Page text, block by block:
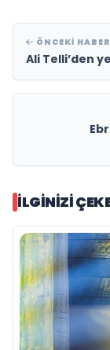
ÖNCEKI HABER
Ali Telli’den
İLGINIZI